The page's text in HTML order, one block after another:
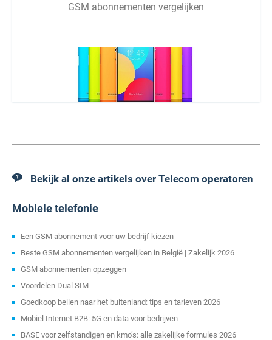
GSM abonnementen vergelijken
Bekijk al onze artikels over Telecom operatoren
Mobiele telefonie
Een GSM abonnement voor uw bedrijf kiezen
Beste GSM abonnementen vergelijken in België | Zakelijk 2026
GSM abonnementen opzeggen
Voordelen Dual SIM
Goedkoop bellen naar het buitenland: tips en tarieven 2026
Mobiel Internet B2B: 5G en data voor bedrijven
BASE voor zelfstandigen en kmo’s: alle zakelijke formules 2026